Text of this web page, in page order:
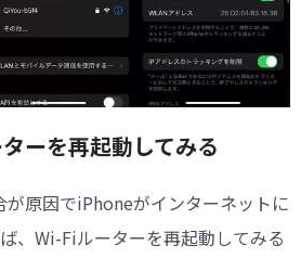
ーを再起動してみる
原因でiPhoneがインターネットに
、Wi-Fiルーターを再起動してみる